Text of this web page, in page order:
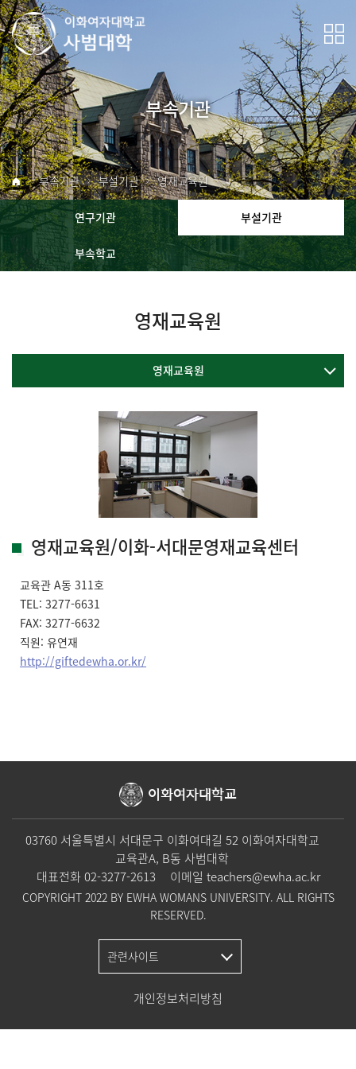
부속기관
부속기관 부설기관 영재교육원
연구기관 부설기관
부속학교
영재교육원
영재교육원
영재교육원/이화-서대문영재교육센터
교육관 A동 311호
TEL: 3277-6631
FAX: 3277-6632
직원: 유연재
http://giftedewha.or.kr/
이화여자대학교
03760 서울특별시 서대문구 이화여대길 52 이화여자대학교
교육관A, B동 사범대학
대표전화02-3277-2613 이메일 teachers@ewha.ac.kr
COPYRIGHT 2022 BY EWHA WOMANS UNIVERSITY. ALL RIGHTS
RESERVED.
관련사이트
개인정보처리방침